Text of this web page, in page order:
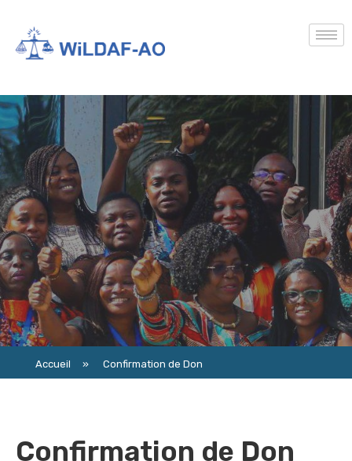
Accueil » Confirmation de Don
Confirmation de Don